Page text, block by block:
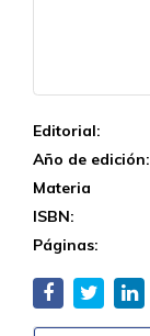
Editorial:
Año de edición:
Materia
ISBN:
Páginas: